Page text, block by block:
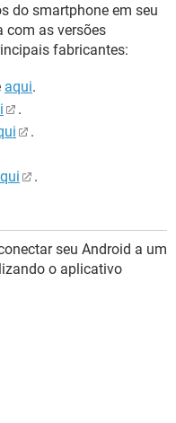
do smartphone em seu
com as versões
fabricantes:
aqui.
.
.
.
seu Android a um
o aplicativo